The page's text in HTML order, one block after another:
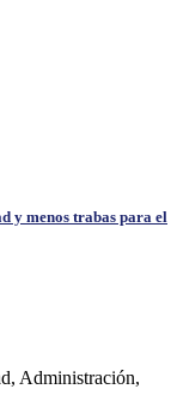
y menos trabas para el
Administración,